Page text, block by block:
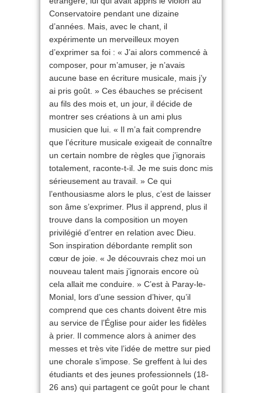
Conservatoire pendant une dizaine
d’années. Mais, avec le chant, il
expérimente un merveilleux moyen
d’exprimer sa foi : « J’ai alors commencé à
composer, pour m’amuser, je n’avais
aucune base en écriture musicale, mais j’y
ai pris goût. » Ces ébauches se précisent
au fils des mois et, un jour, il décide de
montrer ses créations à un ami plus
musicien que lui. « Il m’a fait comprendre
que l’écriture musicale exigeait de connaître
un certain nombre de règles que j’ignorais
totalement, raconte-t-il. Je me suis donc mis
sérieusement au travail. » Ce qui
l’enthousiasme alors le plus, c’est de laisser
son âme s’exprimer. Plus il apprend, plus il
trouve dans la composition un moyen
privilégié d’entrer en relation avec Dieu.
Son inspiration débordante remplit son
cœur de joie. « Je découvrais chez moi un
nouveau talent mais j’ignorais encore où
cela allait me conduire. » C’est à Paray-le-
Monial, lors d’une session d’hiver, qu’il
comprend que ces chants doivent être mis
au service de l’Église pour aider les fidèles
à prier. Il commence alors à animer des
messes et très vite l’idée de mettre sur pied
une chorale s’impose. Se greffent à lui des
étudiants et des jeunes professionnels (18-
26 ans) qui partagent ce goût pour le chant